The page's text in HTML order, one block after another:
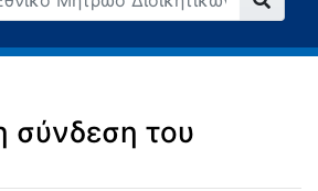
σύνδεση του